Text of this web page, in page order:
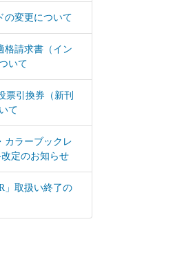
の変更について
格請求書（イン
いて
票引換券（新刊
て
カラーブックレ
定のお知らせ
」取扱い終了の